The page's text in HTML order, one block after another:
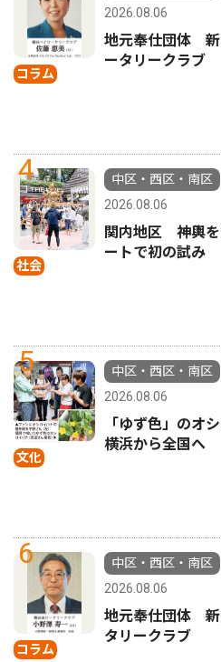
コラム
2026.08.06
地元奉仕団体
ータリークラブ
4
社会
中区・西区・南区
2026.08.06
関内地区 神輿
ートで初の試み
5
文化
中区・西区・南区
2026.08.06
「ゆず色」のオ
横浜から全国へ
6
コラム
中区・西区・南区
2026.08.06
地元奉仕団体
タリークラブ